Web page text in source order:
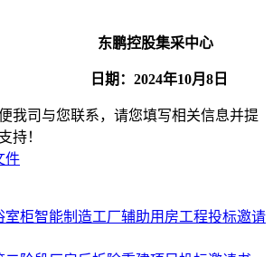
东鹏控股集采中心
日期： 2024年10月 8 日
我司与您联系，请您填写相关信息并提
持！
件
室柜智能制造工厂辅助用房工程投标邀请